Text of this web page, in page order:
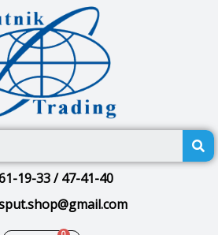
19-33 / 47-41-40